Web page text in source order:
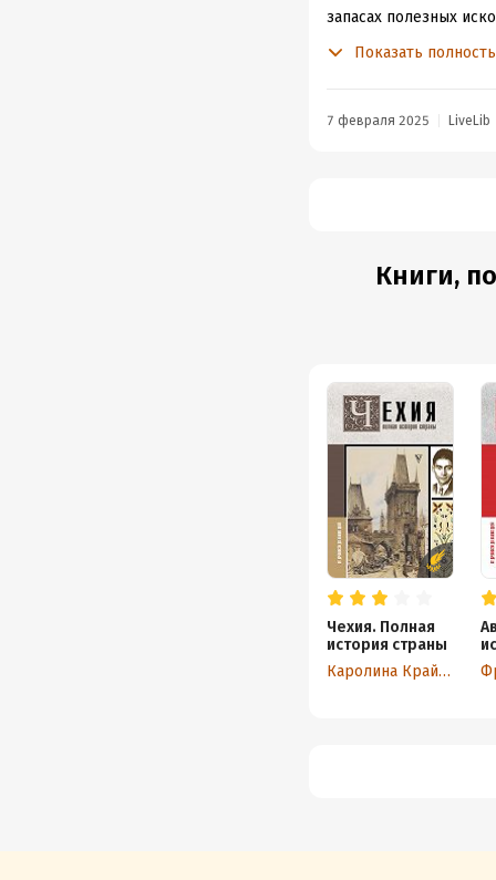
запасах полезных
до сих пор. Важной
Показать
7 февраля 2025 LiveLib
Книги,
Чехия. Полная
история страны
Каролина Крайнова